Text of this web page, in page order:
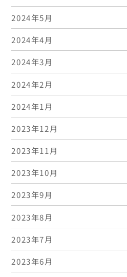
2024年5月
2024年4月
2024年3月
2024年2月
2024年1月
2023年12月
2023年11月
2023年10月
2023年9月
2023年8月
2023年7月
2023年6月